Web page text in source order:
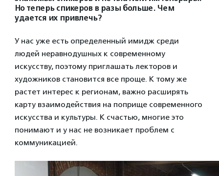
Но теперь спикеров в разы больше. Чем
удается их привлечь?
У нас уже есть определенный имидж среди
людей неравнодушных к современному
искусству, поэтому приглашать лекторов и
художников становится все проще. К тому же
растет интерес к регионам, важно расширять
карту взаимодействия на поприще современного
искусства и культуры. К счастью, многие это
понимают и у нас не возникает проблем с
коммуникацией.